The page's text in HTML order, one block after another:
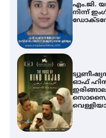
എം.ജി.
നിന്ന്
ഓഫ്